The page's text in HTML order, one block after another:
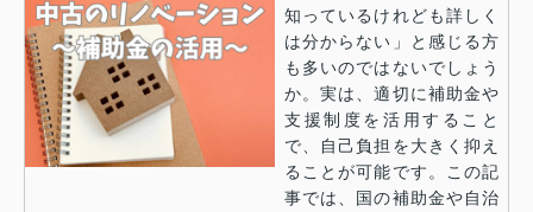
知っているけれども詳しく
は分からない」と感じる方
も多いのではないでしょう
か。実は、適切に補助金や
支援制度を活用すること
で、自己負担を大きく抑え
ることが可能です。この記
事では、国の補助金や自治